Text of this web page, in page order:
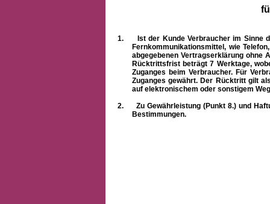
1.
Ist der Kunde Verbraucher im Sinne
Fernkommunikationsmittel, wie
abgegebenen Vertragserklärung ohne
Rücktrittsfrist beträgt 7 Werktage,
Zuganges beim Verbraucher. Für
Zuganges gewährt. Der Rücktritt gilt
auf elektronischem oder sonstigem
2.
Zu Gewährleistung (Punkt 8.) und
Bestimmungen.